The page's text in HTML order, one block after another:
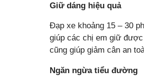
Giữ dáng hiệu quả
Đạp xe khoảng 15 – 30
giúp các chị em giữ
cũng giúp giảm cân an
Ngăn ngừa tiểu đường